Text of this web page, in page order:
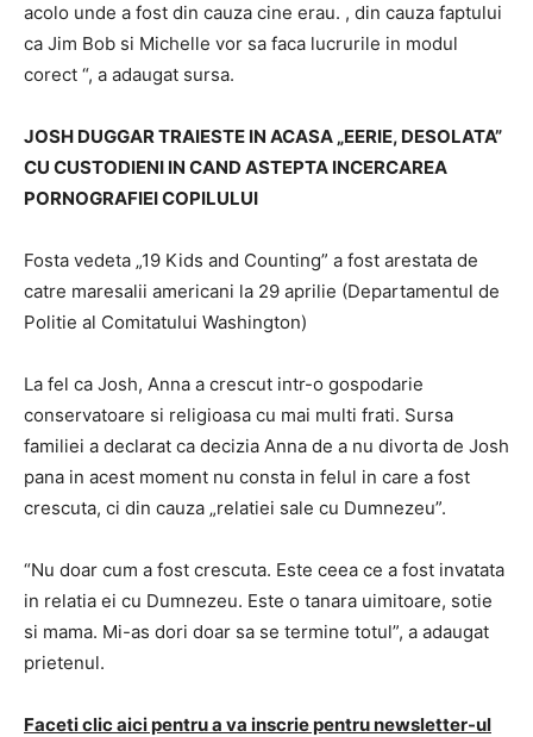
acolo unde a fost din cauza cine erau. , din cauza faptului
ca Jim Bob si Michelle vor sa faca lucrurile in modul
corect “, a adaugat sursa.
JOSH DUGGAR TRAIESTE IN ACASA „EERIE, DESOLATA”
CU CUSTODIENI IN CAND ASTEPTA INCERCAREA
PORNOGRAFIEI COPILULUI
Fosta vedeta „19 Kids and Counting” a fost arestata de
catre maresalii americani la 29 aprilie (Departamentul de
Politie al Comitatului Washington)
La fel ca Josh, Anna a crescut intr-o gospodarie
conservatoare si religioasa cu mai multi frati. Sursa
familiei a declarat ca decizia Anna de a nu divorta de Josh
pana in acest moment nu consta in felul in care a fost
crescuta, ci din cauza „relatiei sale cu Dumnezeu”.
“Nu doar cum a fost crescuta. Este ceea ce a fost invatata
in relatia ei cu Dumnezeu. Este o tanara uimitoare, sotie
si mama. Mi-as dori doar sa se termine totul”, a adaugat
prietenul.
Faceti clic aici pentru a va inscrie pentru newsletter-ul